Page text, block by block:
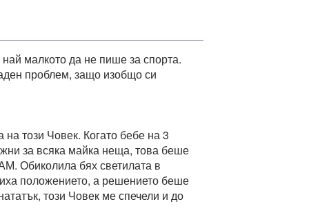
малкото да не пише за спорта.
проблем, защо изобщо си
този Човек. Когато бебе на 3
за всяка майка неща, това беше
Обиколила бях светилата в
положението, а решението беше
този Човек ме спечели и до